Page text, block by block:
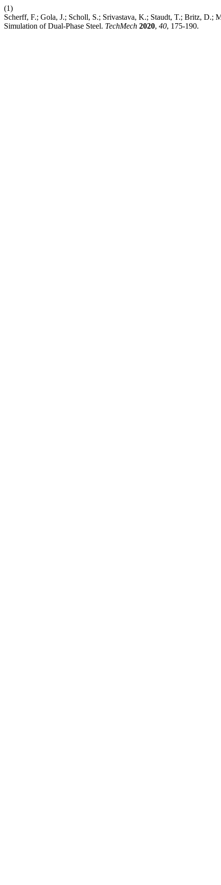
(1)
Scherff, F.; Gola, J.; Scholl, S.; Srivastava, K.; Staudt, T.; Britz, D.;
Simulation of Dual-Phase Steel. TechMech 2020, 40, 175-190.